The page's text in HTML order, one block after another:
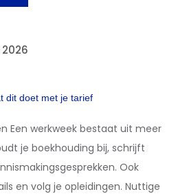
dit doet met je tarief
Een werkweek bestaat uit meer
je boekhouding bij, schrijft
Ook
en volg je opleidingen. Nuttige